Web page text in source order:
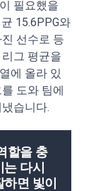
필요했을
15.6PPG와
선수로 등
그 평균을
에 올라 있
도와 팀에
습니다.
할을 충
다시
면 빛이